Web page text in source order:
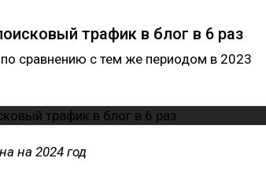
трафик в блог в 6 раз
сравнению с тем же периодом в 2023
на 2024 год